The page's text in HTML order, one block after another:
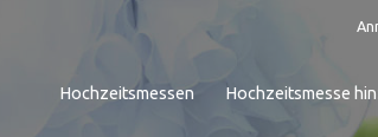
Hochzeitsmessen Hochzeitsmesse